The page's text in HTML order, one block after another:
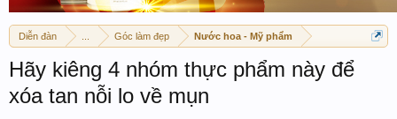
Diễn đàn Góc làm đẹp Nước hoa - Mỹ phẩm
Hãy kiêng 4 nhóm thực phẩm này để
xóa tan nỗi lo về mụn